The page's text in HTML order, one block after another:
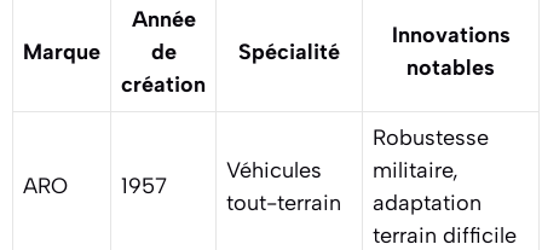
Marque
Année
de
création
Spécialité
Innovations
notables
ARO 1957
Véhicules
tout-terrain
Robustesse
militaire,
adaptation
terrain difficile